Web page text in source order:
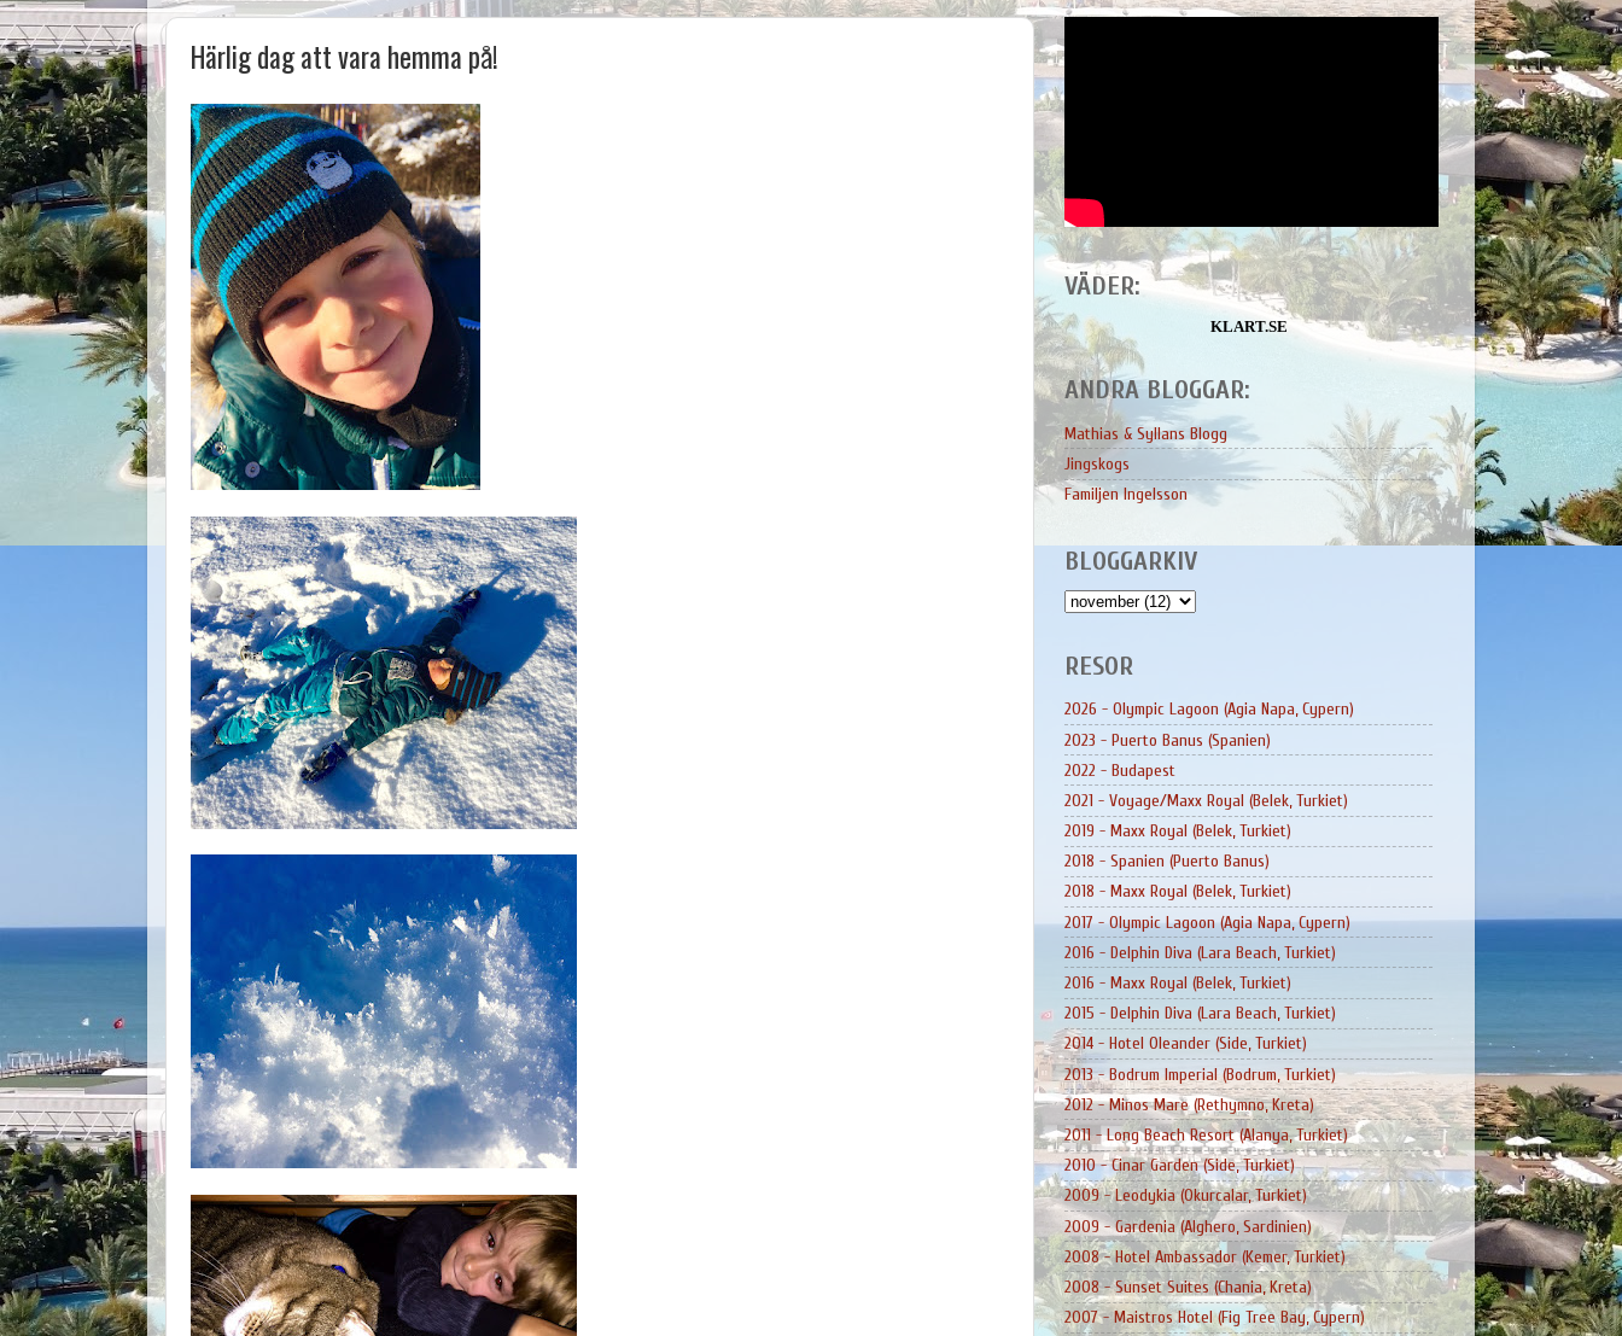
Härlig dag att vara hemma på!
VÄDER:
KLART.SE
ANDRA BLOGGAR:
Mathias & Syllans Blogg
Jingskogs
Familjen Ingelsson
BLOGGARKIV
RESOR
2026 - Olympic Lagoon (Agia Napa, Cypern)
2023 - Puerto Banus (Spanien)
2022 - Budapest
2021 - Voyage/Maxx Royal (Belek, Turkiet)
2019 - Maxx Royal (Belek, Turkiet)
2018 - Spanien (Puerto Banus)
2018 - Maxx Royal (Belek, Turkiet)
2017 - Olympic Lagoon (Agia Napa, Cypern)
2016 - Delphin Diva (Lara Beach, Turkiet)
2016 - Maxx Royal (Belek, Turkiet)
2015 - Delphin Diva (Lara Beach, Turkiet)
2014 - Hotel Oleander (Side, Turkiet)
2013 - Bodrum Imperial (Bodrum, Turkiet)
2012 - Minos Mare (Rethymno, Kreta)
2011 - Long Beach Resort (Alanya, Turkiet)
2010 - Cinar Garden (Side, Turkiet)
2009 - Leodykia (Okurcalar, Turkiet)
2009 - Gardenia (Alghero, Sardinien)
2008 - Hotel Ambassador (Kemer, Turkiet)
2008 - Sunset Suites (Chania, Kreta)
2007 - Maistros Hotel (Fig Tree Bay, Cypern)